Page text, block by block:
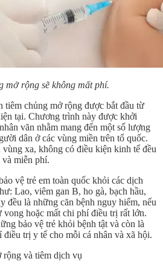
mở rộng sẽ không mất phí.
chủng mở rộng được bắt đầu từ
tại. Chương trình này được khởi
văn nhằm mang đến một số lượng
dân ở các vùng miền trên tổ quốc.
xa, không có điều kiện kinh tế đều
miễn phí.
vệ trẻ em toàn quốc khỏi các dịch
Lao, viêm gan B, ho gà, bạch hầu,
là những căn bệnh nguy hiểm, nếu
hoặc mất chi phí điều trị rất lớn.
bảo vệ trẻ khỏi bệnh tật và còn là
trị y tế cho mỗi cá nhân và xã hội.
rộng và tiêm dịch vụ